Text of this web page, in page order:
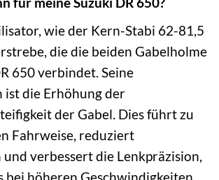
wie der Kern-Stabi 62-81,5
die die beiden Gabelholme
650 verbindet. Seine
die Erhöhung der
der Gabel. Dies führt zu
Fahrweise, reduziert
verbessert die Lenkpräzision,
bei höheren Geschwindigkeiten,